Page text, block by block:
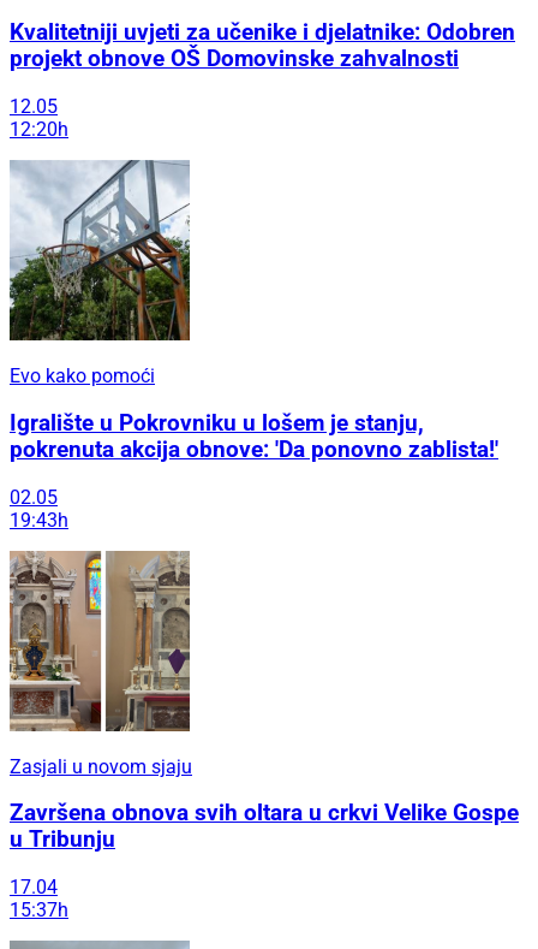
Kvalitetniji uvjeti za učenike i djelatnike: Odobren
projekt obnove OŠ Domovinske zahvalnosti
12.05
12:20h
Evo kako pomoći
Igralište u Pokrovniku u lošem je stanju,
pokrenuta akcija obnove: 'Da ponovno zablista!'
02.05
19:43h
Zasjali u novom sjaju
Završena obnova svih oltara u crkvi Velike Gospe
u Tribunju
17.04
15:37h